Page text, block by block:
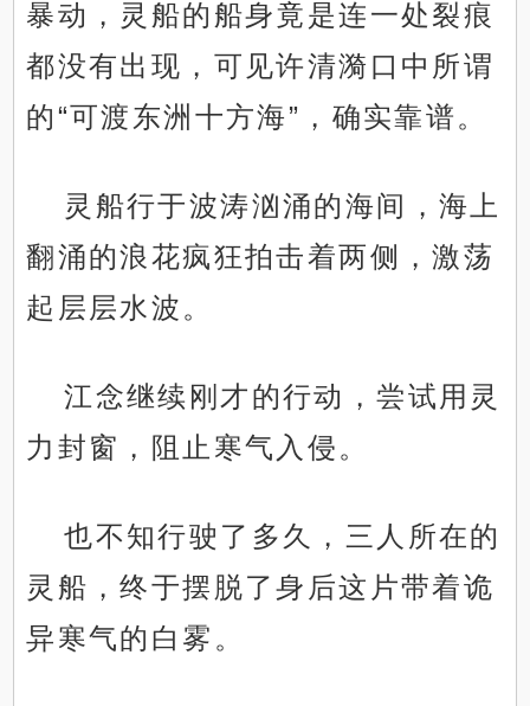
暴动，灵船的船身竟是连一处裂痕
都没有出现，可见许清漪口中所谓
的“可渡东洲十方海”，确实靠谱。
灵船行于波涛汹涌的海间，海上
翻涌的浪花疯狂拍击着两侧，激荡
起层层水波。
江念继续刚才的行动，尝试用灵
力封窗，阻止寒气入侵。
也不知行驶了多久，三人所在的
灵船，终于摆脱了身后这片带着诡
异寒气的白雾。